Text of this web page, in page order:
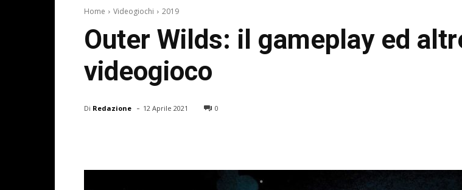
Home Videogiochi 2019
Outer Wilds: il gameplay ed
videogioco
Di Redazione - 12 Aprile 2021 0